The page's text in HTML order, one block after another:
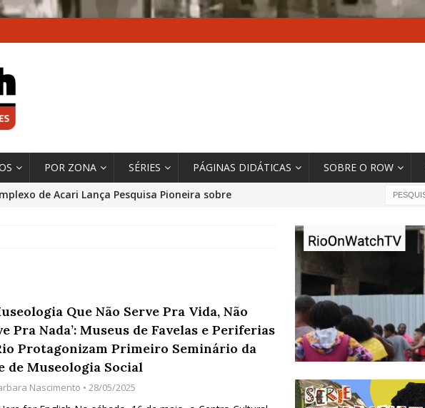
POR ZONA SÉRIES PÁGINAS DIDÁTICAS SOBRE O ROW
de Acari Lança Pesquisa Pioneira sobre
Cidades
*DESTAQUE
Começou com uma Praça em Ramos [OPINIÃO]
Agroecológico com os Povos das Águas Reúne
Que Não Serve Pra Vida, Não
Pra Nada’: Museus de Favelas e Periferias
Protagonizam Primeiro Seminário da
de Museologia Social
Nascimento • 28/05/2025